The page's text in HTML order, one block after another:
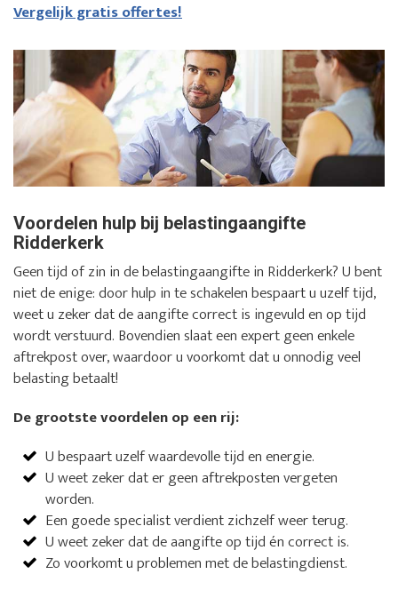
Vergelijk gratis offertes!
Voordelen hulp bij belastingaangifte
Ridderkerk
Geen tijd of zin in de belastingaangifte in Ridderkerk? U bent
niet de enige: door hulp in te schakelen bespaart u uzelf tijd,
weet u zeker dat de aangifte correct is ingevuld en op tijd
wordt verstuurd. Bovendien slaat een expert geen enkele
aftrekpost over, waardoor u voorkomt dat u onnodig veel
belasting betaalt!
De grootste voordelen op een rij:
U bespaart uzelf waardevolle tijd en energie.
U weet zeker dat er geen aftrekposten vergeten
worden.
Een goede specialist verdient zichzelf weer terug.
U weet zeker dat de aangifte op tijd én correct is.
Zo voorkomt u problemen met de belastingdienst.